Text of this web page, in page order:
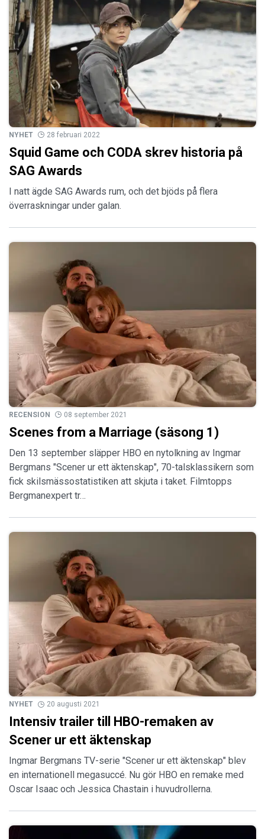
NYHET 28 februari 2022
Squid Game och CODA skrev historia på
SAG Awards
I natt ägde SAG Awards rum, och det bjöds på flera
överraskningar under galan.
RECENSION 08 september 2021
Scenes from a Marriage (säsong 1)
Den 13 september släpper HBO en nytolkning av Ingmar
Bergmans "Scener ur ett äktenskap", 70-talsklassikern som
fick skilsmässostatistiken att skjuta i taket. Filmtopps
Bergmanexpert tr…
NYHET 20 augusti 2021
Intensiv trailer till HBO-remaken av
Scener ur ett äktenskap
Ingmar Bergmans TV-serie "Scener ur ett äktenskap" blev
en internationell megasuccé. Nu gör HBO en remake med
Oscar Isaac och Jessica Chastain i huvudrollerna.